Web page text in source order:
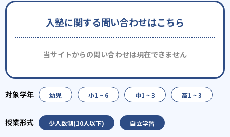
入塾に関する問い合わせはこちら
当サイトからの問い合わせは現在できません
幼児 小1 ~ 6 中1 ~ 3 高1 ~ 3
少人数制(10人以下) 自立学習